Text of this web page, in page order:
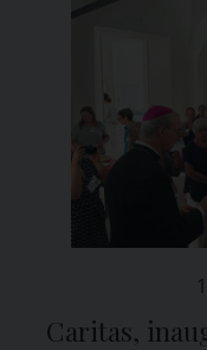
Caritas,